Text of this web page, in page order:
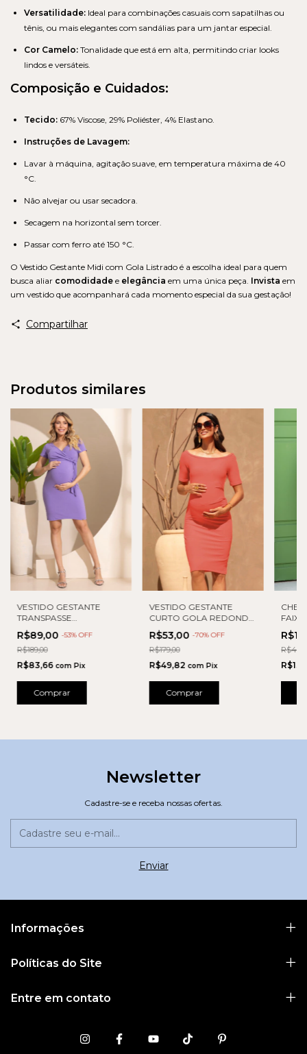
Versatilidade: Ideal para combinações casuais com sapatilhas ou
tênis, ou mais elegantes com sandálias para um jantar especial.
Cor Camelo: Tonalidade que está em alta, permitindo criar looks
lindos e versáteis.
Composição e Cuidados:
Tecido: 67% Viscose, 29% Poliéster, 4% Elastano.
Instruções de Lavagem:
Lavar à máquina, agitação suave, em temperatura máxima de 40
°C.
Não alvejar ou usar secadora.
Secagem na horizontal sem torcer.
Passar com ferro até 150 °C.
O Vestido Gestante Midi com Gola Listrado é a escolha ideal para quem
busca aliar comodidade e elegância em uma única peça. Invista em
um vestido que acompanhará cada momento especial da sua gestação!
Compartilhar
Produtos similares
VESTIDO GESTANTE
TRANSPASSE
AMARRAÇÃO
R$89,00 -53% OFF
R$189,00
R$83,66 com Pix
Comprar
VESTIDO GESTANTE
CURTO GOLA REDONDA
E PREGAS
R$53,00 -70% OFF
R$179,00
R$49,82 com Pix
Comprar
Newsletter
Cadastre-se e receba nossas ofertas.
Informações
Políticas do Site
Entre em contato